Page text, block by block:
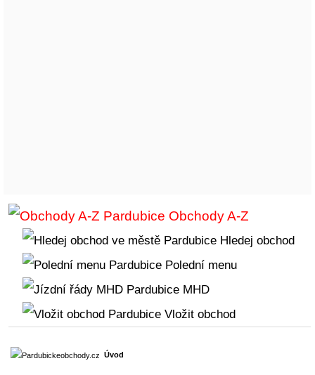
Obchody A-Z
Hledej obchod
Polední menu
MHD
Vložit obchod
Úvod